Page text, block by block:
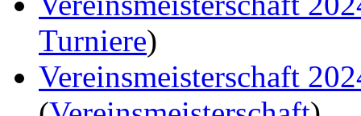
Turniere)
Vereinsmeisterschaft